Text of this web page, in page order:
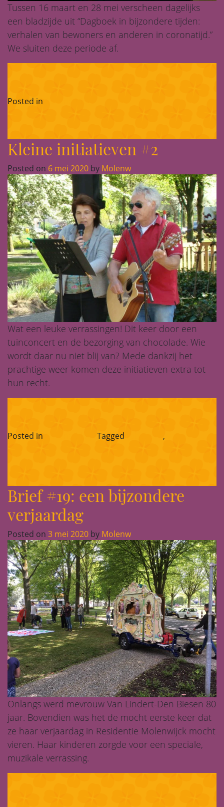
Tussen 16 maart en 28 mei verscheen dagelijks
een bladzijde uit “Dagboek in bijzondere tijden:
verhalen van bewoners en anderen in coronatijd.”
We sluiten deze periode af.
Posted in
Kleine initiatieven #2
Posted on 6 mei 2020 by Molenw
Wat een leuke verrassingen! Dit keer door een
tuinconcert en de bezorging van chocolade. Wie
wordt daar nu niet blij van? Mede dankzij het
prachtige weer komen deze initiatieven extra tot
hun recht.
Posted in Tagged ,
Brief #19: een bijzondere
verjaardag
Posted on 3 mei 2020 by Molenw
Onlangs werd mevrouw Van Lindert-Den Biesen 80
jaar. Bovendien was het de mocht eerste keer dat
ze haar verjaardag in Residentie Molenwijck mocht
vieren. Haar kinderen zorgde voor een speciale,
muzikale verrassing.